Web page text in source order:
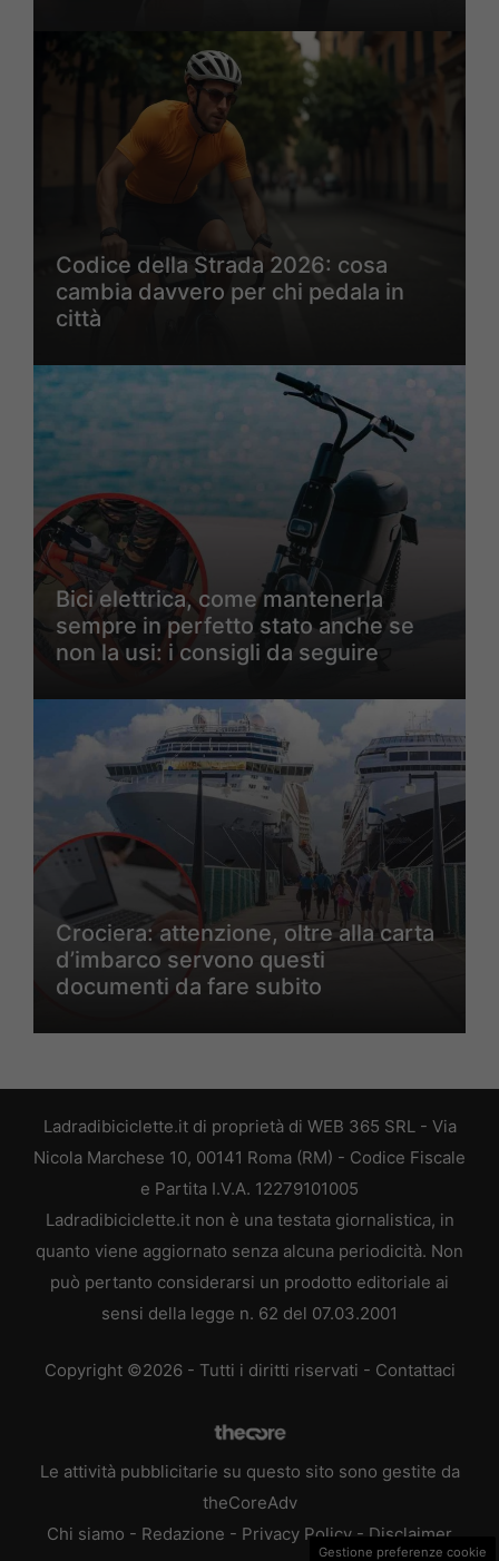
Codice della Strada 2026: cosa
cambia davvero per chi pedala in
città
Bici elettrica, come mantenerla
sempre in perfetto stato anche se
non la usi: i consigli da seguire
Crociera: attenzione, oltre alla carta
d’imbarco servono questi
documenti da fare subito
Ladradibiciclette.it di proprietà di WEB 365 SRL - Via
Nicola Marchese 10, 00141 Roma (RM) - Codice Fiscale
e Partita I.V.A. 12279101005
Ladradibiciclette.it non è una testata giornalistica, in
quanto viene aggiornato senza alcuna periodicità. Non
può pertanto considerarsi un prodotto editoriale ai
sensi della legge n. 62 del 07.03.2001
Copyright ©2026 - Tutti i diritti riservati - Contattaci
Le attività pubblicitarie su questo sito sono gestite da
theCoreAdv
Chi siamo - Redazione - Privacy Policy - Disclaimer
Gestione preferenze cookie